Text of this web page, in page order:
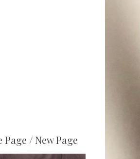
Page / New Page